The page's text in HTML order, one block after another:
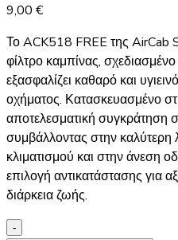
9,00 €
Το ACK518 FREE της AirCab
φίλτρο καμπίνας,
εξασφαλίζει καθαρό και
οχήματος. Κατασκευασμένο
αποτελεσματική συγκράτηση
συμβάλλοντας στην καλύτερη
κλιματισμού και στην άνεση
επιλογή αντικατάστασης για
διάρκεια ζωής.
-